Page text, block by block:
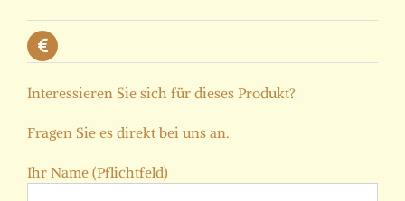
Interessieren Sie sich für dieses Produkt?
Fragen Sie es direkt bei uns an.
Ihr Name (Pflichtfeld)